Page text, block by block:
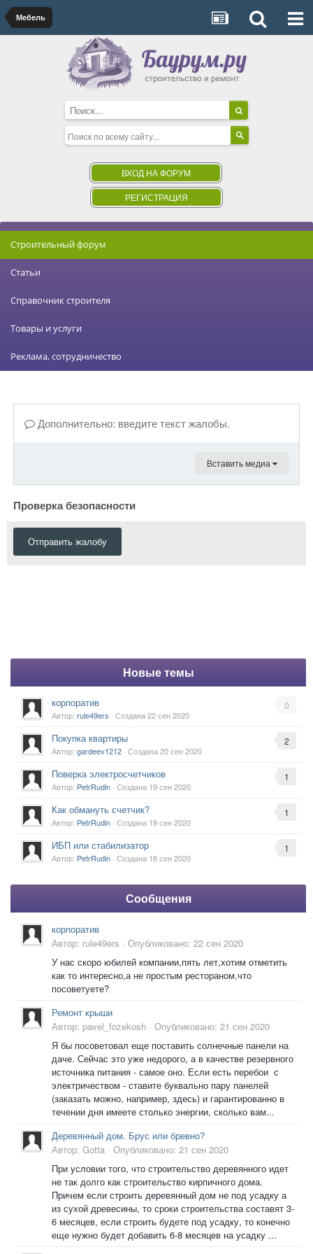
Мебель
ВХОД НА ФОРУМ
РЕГИСТРАЦИЯ
Строительный форум
Статьи
Справочник строителя
Товары и услуги
Реклама, сотрудничество
Дополнительно: введите текст жалобы.
Вставить медиа
Проверка безопасности
Отправить жалобу
Новые темы
0
корпоратив
Автор: rule49ers · Создана22 сен 2020
2
Покупка квартиры
Автор: gardeev1212 · Создана20 сен 2020
1
Поверка электросчетчиков
Автор: PetrRudin · Создана 19 сен 2020
1
Как обмануть счетчик?
Автор: PetrRudin · Создана 19 сен 2020
1
ИБП или стабилизатор
Автор: PetrRudin · Создана 18 сен 2020
Сообщения
корпоратив
Автор: rule49ers · Опубликовано: 22 сен 2020
У нас скоро юбилей компании,пять лет,хотим отметить
как то интересно,а не простым рестораном,что
посоветуете?
Ремонт крыши
Автор: pavel_fozekosh · Опубликовано: 21 сен 2020
Я бы посоветовал еще поставить солнечные панели на
даче. Сейчас это уже недорого, а в качестве резервного
источника питания - самое оно. Если есть перебои с
электричеством - ставите буквально пару панелей
(заказать можно, например, здесь) и гарантированно в
течении дня имеете столько энергии, сколько вам...
Деревянный дом. Брус или бревно?
Автор: Gotta · Опубликовано: 21 сен 2020
При условии того, что строительство деревянного идет
не так долго как строительство кирпичного дома.
Причем если строить деревянный дом не под усадку а
из сухой древесины, то сроки строительства составят 3-
6 месяцев, если строить будете под усадку, то конечно
еще нужно будет добавить 6-8 месяцев на усадку ...